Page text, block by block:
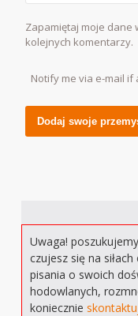
Zapamiętaj moje dane
kolejnych komentarzy.
Notify me via e-mail
Uwaga!
czujesz się na
pisania o swoich
hodowlanych,
koniecznie